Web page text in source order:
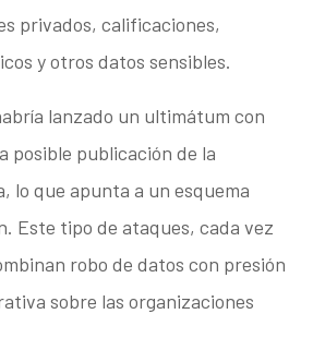
privados, calificaciones,
y otros datos sensibles.
lanzado un ultimátum con
posible publicación de la
lo que apunta a un esquema
Este tipo de ataques, cada vez
robo de datos con presión
sobre las organizaciones